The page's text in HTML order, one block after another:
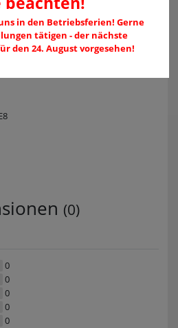
(0)
0
0
0
0
0
in den Betriebsferien! Gerne
tätigen - der nächste
den 24. August vorgesehen!